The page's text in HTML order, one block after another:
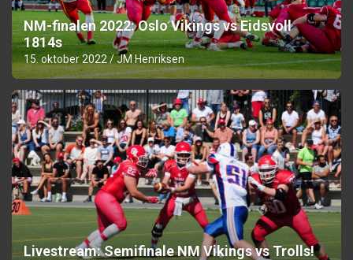
NM-finalen 2022: Oslo Vikings vs Eidsvoll
1814s
15. oktober 2022 JM Henriksen
Livestream: Semifinale NM Vikings vs Trolls!